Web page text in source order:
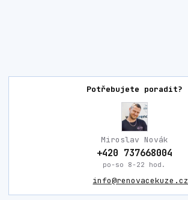
Potřebujete poradit?
Miroslav Novák
+420 737668004
po-so 8-22 hod.
info@renovacekuze.cz